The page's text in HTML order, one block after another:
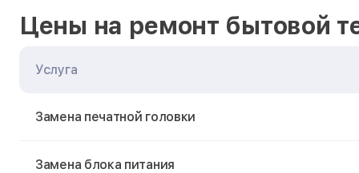
Цены на ремонт бытовой
Услуга
Замена печатной головки
Замена блока питания